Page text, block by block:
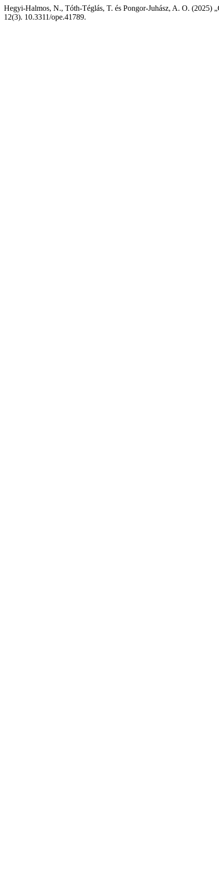
Hegyi-Halmos, N., Tóth-Téglás, T. és Pongor-Juhász, A. O. (2025)
12(3). 10.3311/ope.41789.